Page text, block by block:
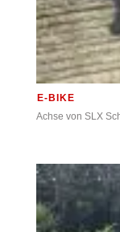
E-BIKE
Achse von SLX